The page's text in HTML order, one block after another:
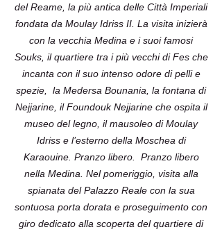
del Reame, la più antica delle Città Imperiali
fondata da Moulay Idriss II. La visita inizierà
con la vecchia Medina e i suoi famosi
Souks, il quartiere tra i più vecchi di Fes che
incanta con il suo intenso odore di pelli e
spezie, la Medersa Bounania, la fontana di
Nejjarine, il Foundouk Nejjarine che ospita il
museo del legno, il mausoleo di Moulay
Idriss e l’esterno della Moschea di
Karaouine. Pranzo libero. Pranzo libero
nella Medina. Nel pomeriggio, visita alla
spianata del Palazzo Reale con la sua
sontuosa porta dorata e proseguimento con
giro dedicato alla scoperta del quartiere di